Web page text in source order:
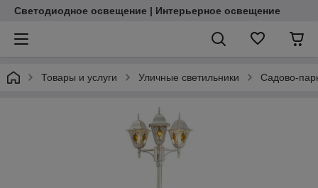
Светодиодное освещение | Интерьерное освещение
Товары и услуги Уличные светильники Садово-